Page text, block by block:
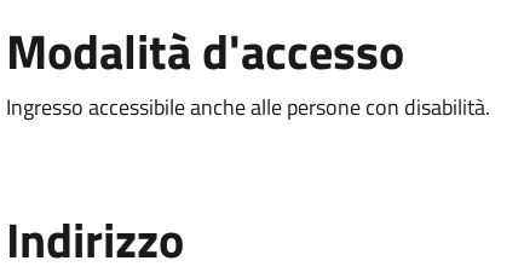
Modalità d'accesso
Ingresso accessibile anche alle persone con disabilità.
Indirizzo